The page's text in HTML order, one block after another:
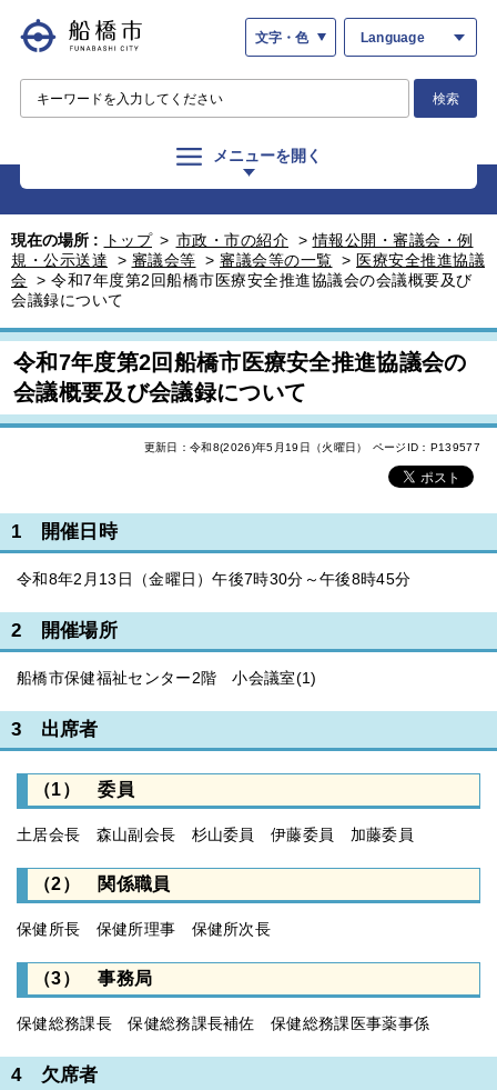
文字・色 Language
検索
メニューを開く
現在の場所 : トップ > 市政・市の紹介 >情報公開・審議会・例
規・公示送達
> 審議会等 > 審議会等の一覧 > 医療安全推進協議
会 > 令和7年度第2回船橋市医療安全推進協議会の会議概要及び
会議録について
令和7年度第2回船橋市医療安全推進協議会の
会議概要及び会議録について
更新日：令和8(2026)年5月19日（火曜日） ページID：P139577
1 開催日時
令和8年2月13日（金曜日）午後7時30分～午後8時45分
2 開催場所
船橋市保健福祉センター2階 小会議室(1)
3 出席者
（1） 委員
土居会長 森山副会長 杉山委員 伊藤委員 加藤委員
（2） 関係職員
保健所長 保健所理事 保健所次長
（3） 事務局
保健総務課長 保健総務課長補佐 保健総務課医事薬事係
4 欠席者